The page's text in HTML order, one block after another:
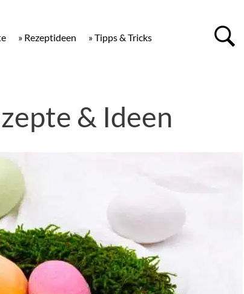
» Tipps & Tricks
» Rezeptideen
& Ideen